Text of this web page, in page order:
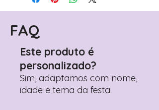
FAQ
Este produto é
personalizado?
Sim, adaptamos com nome,
idade e tema da festa.